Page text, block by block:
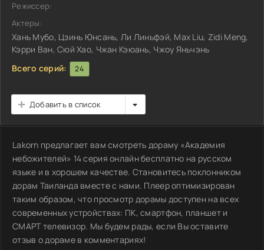
Режиссер:
Актеры:
Хань Мубо, Цзинь Юнсань, Ли Линьфэй, Max Liu, Zidi Meng,
Кэрри Ван, Сюй Хао, Чжан Кэюань, Чжоу Яньчэнь
Всего серий:
24
Добавить в список
Lakorn предлагает вам смотреть дораму «Академия
небожителей» 14 серия онлайн бесплатно на русском
языке и в хорошем качестве. Становитесь поклонником
дорам Таиланда вместе с нами. Плеер оптимизирован
таким образом, что просмотр дорамы доступен на всех
современных устройствах: ПК, смартфон, планшет и
СМАРТ телевизор. Мы будем рады, если Вы оставите
отзыв о дораме в комментариях!